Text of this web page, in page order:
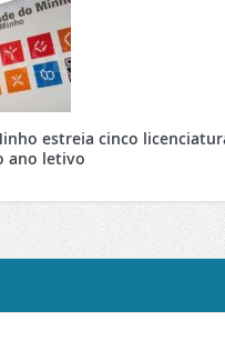
estreia cinco
ano letivo